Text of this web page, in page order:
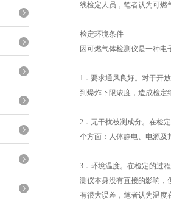
线检定人员，笔者认为可燃
检定环境条件
因可燃气体检测仪是一种
1．要求通风良好。对于开
到爆炸下限浓度，造成检定
2．无干扰被测成分。在检
个方面：人体静电、电源及
3．环境温度。在检定的过
测仪本身没有直接的影响
有很大误差，笔者认为温